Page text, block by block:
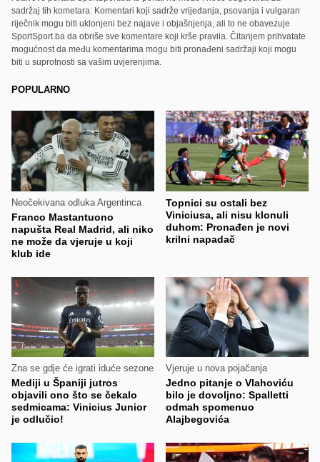
sadržaj tih kometara. Komentari koji sadrže vrijeđanja, psovanja i vulgaran
riječnik mogu biti uklonjeni bez najave i objašnjenja, ali to ne obavezuje
SportSport.ba da obriše sve komentare koji krše pravila. Čitanjem prihvatate
mogućnost da među komentarima mogu biti pronađeni sadržaji koji mogu
biti u suprotnosti sa vašim uvjerenjima.
POPULARNO
Neočekivana odluka Argentinca
Franco Mastantuono
napušta Real Madrid, ali niko
ne može da vjeruje u koji
klub ide
Topnici su ostali bez
Viniciusa, ali nisu klonuli
duhom: Pronađen je novi
krilni napadač
Zna se gdje će igrati iduće sezone
Mediji u Španiji jutros
objavili ono što se čekalo
sedmicama: Vinicius Junior
je odlučio!
Vjeruje u nova pojačanja
Jedno pitanje o Vlahoviću
bilo je dovoljno: Spalletti
odmah spomenuo
Alajbegovića